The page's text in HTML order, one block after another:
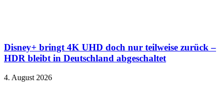
Disney+ bringt 4K UHD doch nur teilweise zurück –
HDR bleibt in Deutschland abgeschaltet
4. August 2026